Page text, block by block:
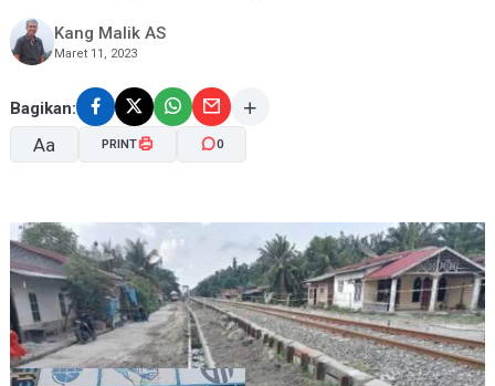
Kang Malik AS
Maret 11, 2023
Bagikan:
Aa
A-
PRINT 0